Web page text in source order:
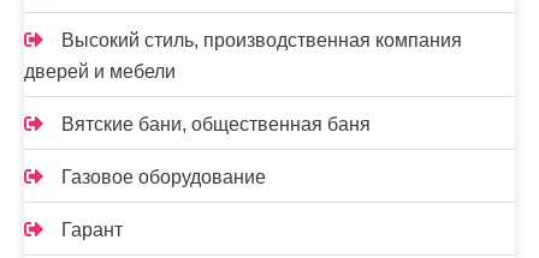
Высокий стиль, производственная компания
дверей и мебели
Вятские бани, общественная баня
Газовое оборудование
Гарант